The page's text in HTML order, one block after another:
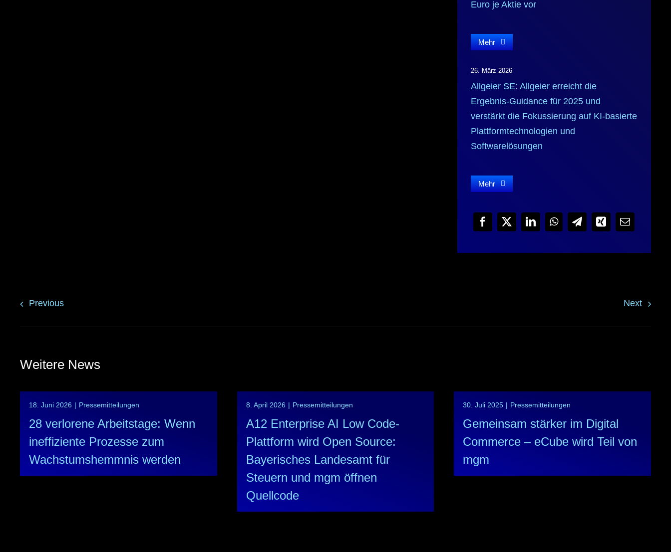
Euro je Aktie vor
Mehr
26. März 2026
Allgeier SE: Allgeier erreicht die
Ergebnis-Guidance für 2025 und
verstärkt die Fokussierung auf KI‑basierte
Plattformtechnologien und
Softwarelösungen
Mehr
Previous Next
Weitere News
18. Juni 2026 | Pressemitteilungen
28 verlorene Arbeitstage: Wenn
ineffiziente Prozesse zum
Wachstumshemmnis werden
8. April 2026 | Pressemitteilungen
A12 Enterprise AI Low Code-
Plattform wird Open Source:
Bayerisches Landesamt für
Steuern und mgm öffnen
Quellcode
30. Juli 2025 | Pressemitteilungen
Gemeinsam stärker im Digital
Commerce – eCube wird Teil von
mgm